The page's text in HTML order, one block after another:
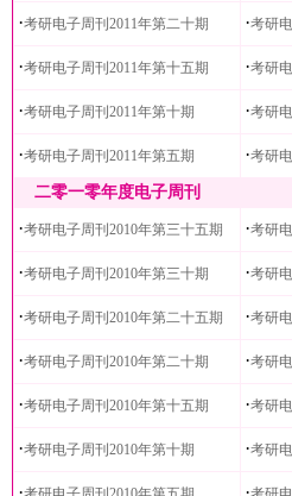
·考研电子周刊2011年第二十期 ·考研
·考研电子周刊2011年第十五期 ·考研
·考研电子周刊2011年第十期 ·考研
·考研电子周刊2011年第五期 ·考研
二零一零年度电子周刊
·考研电子周刊2010年第三十五期 ·考研
·考研电子周刊2010年第三十期 ·考研
·考研电子周刊2010年第二十五期 ·考研
·考研电子周刊2010年第二十期 ·考研
·考研电子周刊2010年第十五期 ·考研
·考研电子周刊2010年第十期 ·考研
· ·